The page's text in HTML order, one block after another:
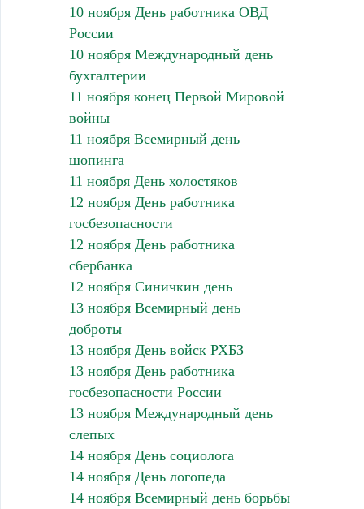
10 ноября День работника ОВД
России
10 ноября Международный день
бухгалтерии
11 ноября конец Первой Мировой
войны
11 ноября Всемирный день
шопинга
11 ноября День холостяков
12 ноября День работника
госбезопасности
12 ноября День работника
сбербанка
12 ноября Синичкин день
13 ноября Всемирный день
доброты
13 ноября День войск РХБЗ
13 ноября День работника
госбезопасности России
13 ноября Международный день
слепых
14 ноября День социолога
14 ноября День логопеда
14 ноября Всемирный день борьбы